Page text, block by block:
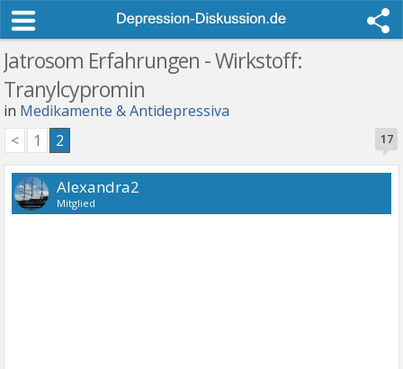
Jatrosom Erfahrungen - Wirkstoff:
Tranylcypromin
in Medikamente & Antidepressiva
17
< 1 2
Alexandra2
Mitglied